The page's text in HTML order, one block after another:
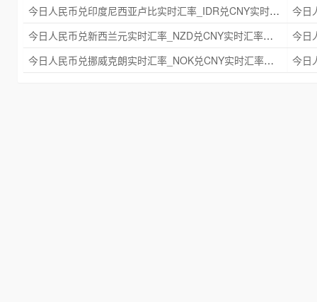
今日人民币兑印度尼西亚卢比实时汇率_IDR兑CNY实时汇率查询 2025年09月21日
今日人民币兑新西兰元实时汇率_NZD兑CNY实时汇率查询 2025年09月21日
今日人民币兑挪威克朗实时汇率_NOK兑CNY实时汇率查询 2025年09月21日